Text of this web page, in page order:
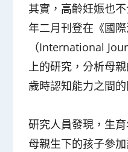
其實，高齡妊娠也
年二月刊登在《國際
（International
上的研究，分析母
歲時認知能力之間的
研究人員發現，生
母親生下的孩子參